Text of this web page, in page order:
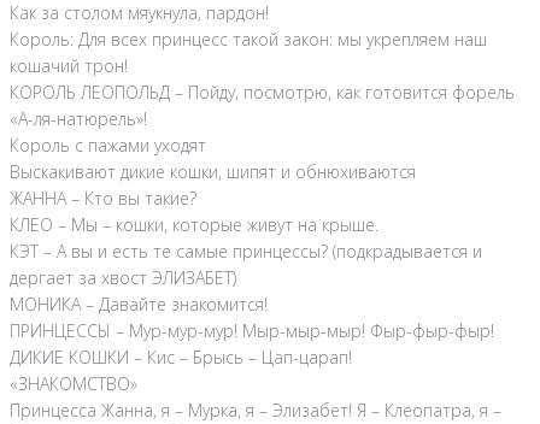
Как за столом мяукнула, пардон!
Король: Для всех принцесс такой закон: мы укрепляем наш
кошачий трон!
КОРОЛЬ ЛЕОПОЛЬД – Пойду, посмотрю, как готовится форель
«А-ля-натюрель»!
Король с пажами уходят
Выскакивают дикие кошки, шипят и обнюхиваются
ЖАННА – Кто вы такие?
КЛЕО – Мы – кошки, которые живут на крыше.
КЭТ – А вы и есть те самые принцессы? (подкрадывается и
дергает за хвост ЭЛИЗАБЕТ)
МОНИКА – Давайте знакомится!
ПРИНЦЕССЫ – Мур-мур-мур! Мыр-мыр-мыр! Фыр-фыр-фыр!
ДИКИЕ КОШКИ – Кис – Брысь – Цап-царап!
«ЗНАКОМСТВО»
Принцесса Жанна, я – Мурка, я – Элизабет! Я – Клеопатра, я –